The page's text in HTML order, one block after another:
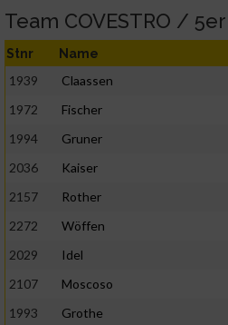
Team COVESTRO /
Stnr Name
1939 Claassen
1972
Fischer
1994
Gruner
2036
Kaiser
2157
Rother
2272
Wöffen
2029
Idel
2107
Moscoso
1993
Grothe